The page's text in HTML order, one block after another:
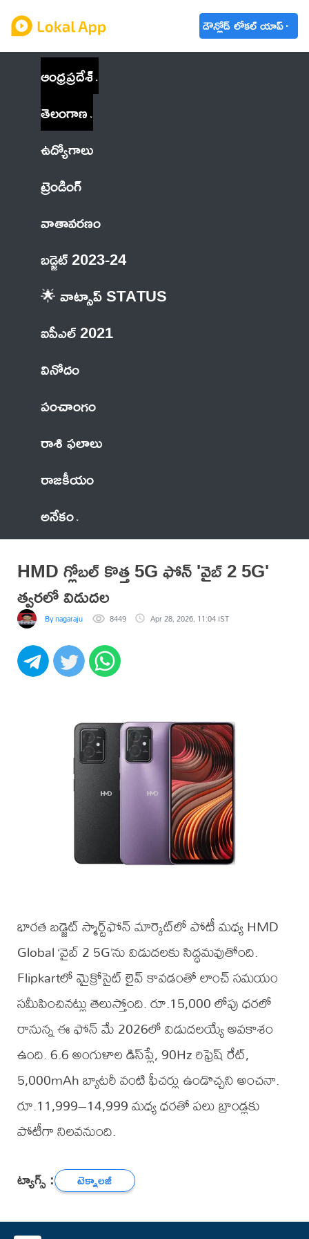
డౌన్లోడ్ లోకల్ యాప్
ఆంధ్రప్రదేశ్
తెలంగాణ
ఉద్యోగాలు
ట్రెండింగ్
వాతావరణం
బడ్జెట్ 2023-24
🌟 వాట్సాప్ STATUS
ఐపీఎల్ 2021
వినోదం
పంచాంగం
రాశి ఫలాలు
రాజకీయం
అనేకం
HMD గ్లోబల్ కొత్త 5G ఫోన్ 'వైబ్ 2 5G'
త్వరలో విడుదల
By nagaraju 8449 Apr 28, 2026, 11:04 IST
భారత బడ్జెట్ స్మార్ట్‌ఫోన్ మార్కెట్‌లో పోటీ మధ్య HMD
Global ‘వైబ్ 2 5G’ను విడుదలకు సిద్ధమవుతోంది.
Flipkartలో మైక్రోసైట్ లైవ్ కావడంతో లాంచ్ సమయం
సమీపించినట్లు తెలుస్తోంది. రూ.15,000 లోపు ధరలో
రానున్న ఈ ఫోన్ మే 2026లో విడుదలయ్యే అవకాశం
ఉంది. 6.6 అంగుళాల డిస్‌ప్లే, 90Hz రిఫ్రెష్ రేట్,
5,000mAh బ్యాటరీ వంటి ఫీచర్లు ఉండొచ్చని అంచనా.
రూ.11,999–14,999 మధ్య ధరతో పలు బ్రాండ్లకు
పోటీగా నిలవనుంది.
ట్యాగ్స్ : టెక్నాలజీ